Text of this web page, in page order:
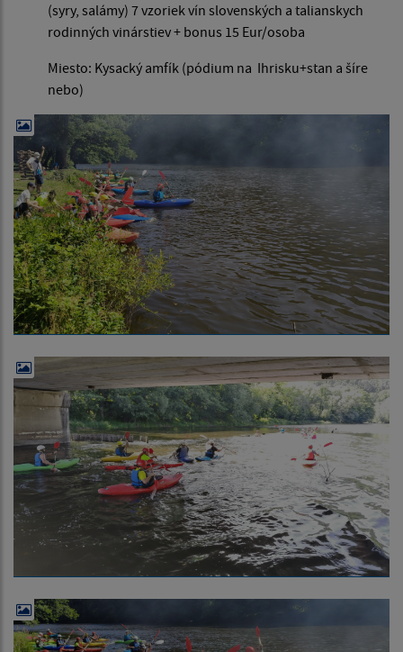
(syry, salámy) 7 vzoriek vín slovenských a talianskych
rodinných vinárstiev + bonus 15 Eur/osoba
Miesto: Kysacký amfík (pódium na Ihrisku+stan a šíre
nebo)